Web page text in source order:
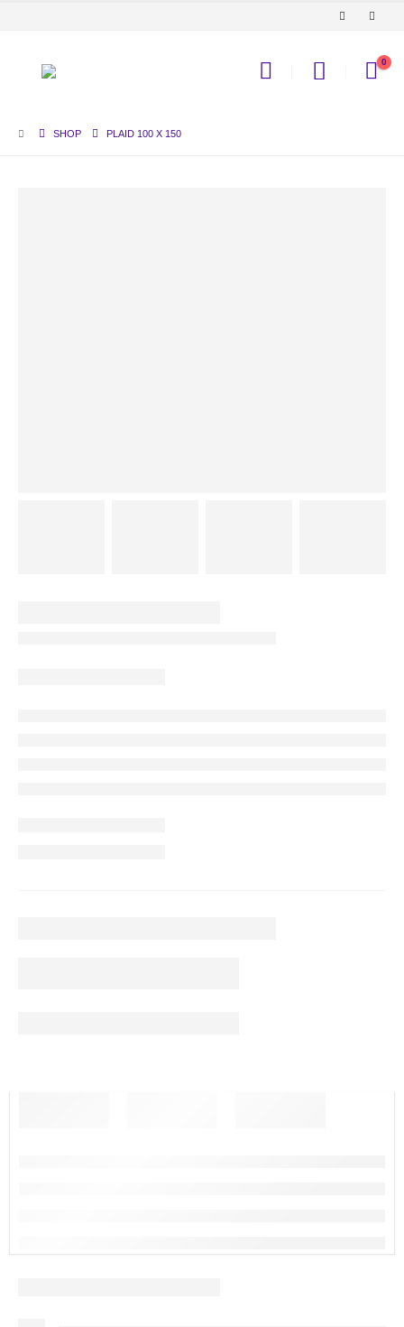
0
SHOP PLAID 100 X 150